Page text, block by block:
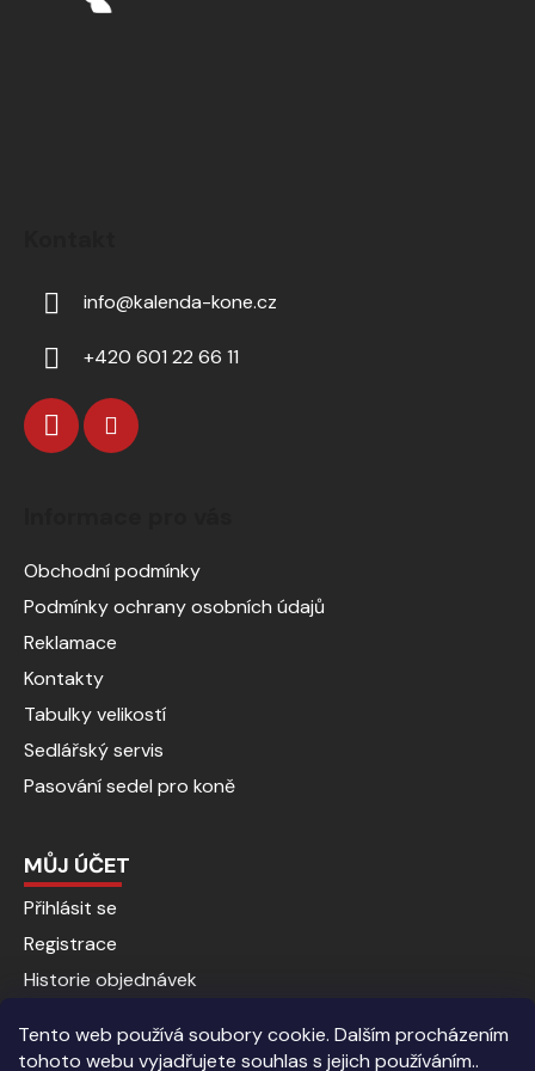
Tento web používá soubory cookie. Dalším procházením
tohoto webu vyjadřujete souhlas s jejich používáním..
info@kalenda-kone.cz
+420 601 22 66 11
Obchodní podmínky
Podmínky ochrany osobních údajů
Reklamace
Kontakty
Tabulky velikostí
Sedlářský servis
Pasování sedel pro koně
MŮJ ÚČET
Přihlásit se
Registrace
Historie objednávek